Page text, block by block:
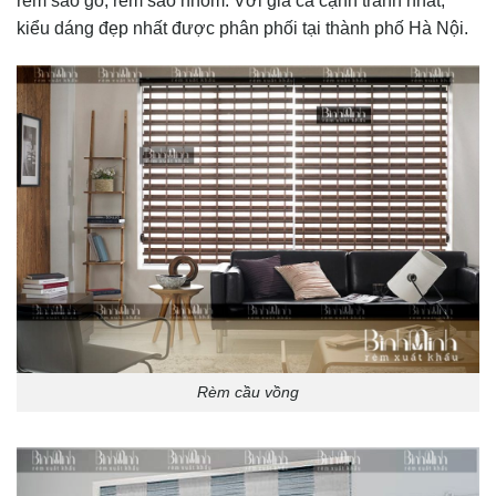
kiểu dáng đẹp nhất được phân phối tại thành phố Hà Nội.
Rèm cầu vồng